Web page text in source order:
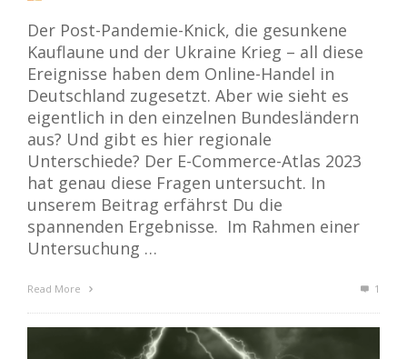
Der Post-Pandemie-Knick, die gesunkene
Kauflaune und der Ukraine Krieg – all diese
Ereignisse haben dem Online-Handel in
Deutschland zugesetzt. Aber wie sieht es
eigentlich in den einzelnen Bundesländern
aus? Und gibt es hier regionale
Unterschiede? Der E-Commerce-Atlas 2023
hat genau diese Fragen untersucht. In
unserem Beitrag erfährst Du die
spannenden Ergebnisse. Im Rahmen einer
Untersuchung …
Read More 1